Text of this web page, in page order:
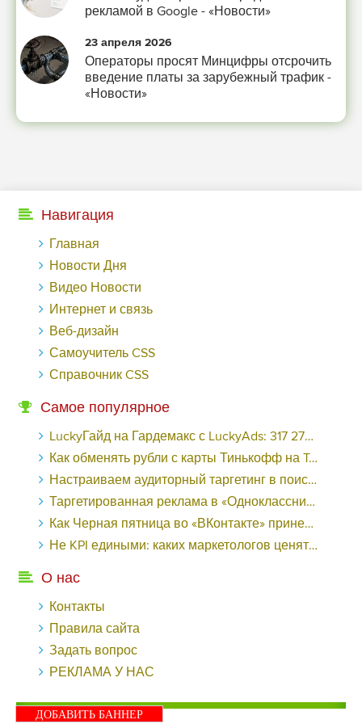
-- Люблю давать советы и очень не люблю, когда их дают мне.
рекламой в Google - «Новости»
23 апреля 2026
Операторы просят Минцифры отсрочить
введение платы за зарубежный трафик -
«Новости»
Навигация
Главная
Новости Дня
Видео Новости
Интернет и связь
Веб-дизайн
Самоучитель CSS
Справочник CSS
Самое популярное
LuckyГайд на Гардемакс с LuckyAds: 317 279 рублей за 10 дней - «Надо знать»
Как обменять рубли с карты Тинькофф на Tether ERC20 (USDT)?
Настраиваем аудиторный таргетинг в поисковой кампании Google Ads - «Заработок»
Таргетированная реклама в «Одноклассниках»: как ее настроить и нужно ли - «Заработок»
Как Черная пятница во «ВКонтакте» принесла магазину подарков 221 продажу по цене 38 рублей - «Заработок»
Не KPI едиными: каких маркетологов ценят - «Заработок»
О нас
Контакты
Правила сайта
Задать вопрос
РЕКЛАМА У НАС
ДОБАВИТЬ БАННЕР